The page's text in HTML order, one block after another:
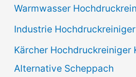
Warmwasser
Industrie Hochdruckreiniger
Kärcher Hochdruckreiniger
Alternative Scheppach